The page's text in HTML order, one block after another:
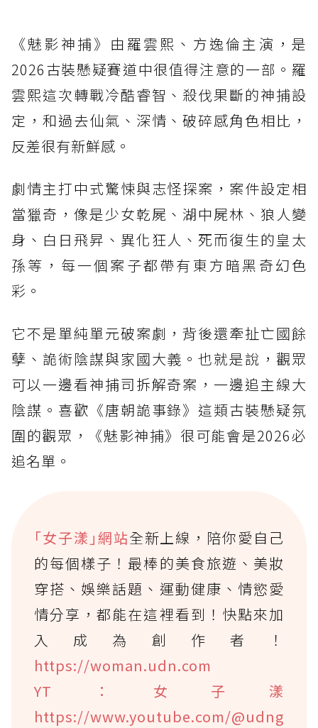
《魅影神捕》由羅雲熙、方逸倫主演，是
2026古裝懸疑賽道中很值得注意的一部。羅
雲熙這次轉戰冷酷睿智、殺伐果斷的神捕設
定，和過去仙氣、深情、破碎感角色相比，
反差很有新鮮感。
劇情主打中式驚悚與志怪探案，案件設定相
當獵奇，像是少女乾屍、湖中屍林、狼人變
身、白日飛昇、異化狂人、死而復生的皇太
孫等，每一個案子都帶有東方暗黑奇幻色
彩。
它不是單純單元破案劇，背後還牽扯亡國餘
孽、詭術陰謀與家國大義。也就是說，觀眾
可以一邊看神捕司拆解奇案，一邊追主線大
陰謀。喜歡《唐朝詭事錄》這類古裝懸疑氛
圍的觀眾，《魅影神捕》很可能會是2026必
追名單。
｢女子漾｣網站全新上線，陪你愛自己
的每個樣子！最棒的美食旅遊、美妝
穿搭、娛樂話題、運動健康、情慾愛
情分享，都能在這裡看到！快點來加
入成為創作者！
https://woman.udn.com
YT：女子漾
https://www.youtube.com/@udng